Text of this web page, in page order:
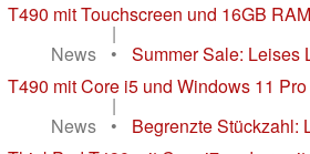
T490 mit Touchscreen und 16GB
|
News
•
Summer Sale: Leises
T490 mit Core i5 und Windows 11 Pro
|
News
•
Begrenzte Stückzahl: